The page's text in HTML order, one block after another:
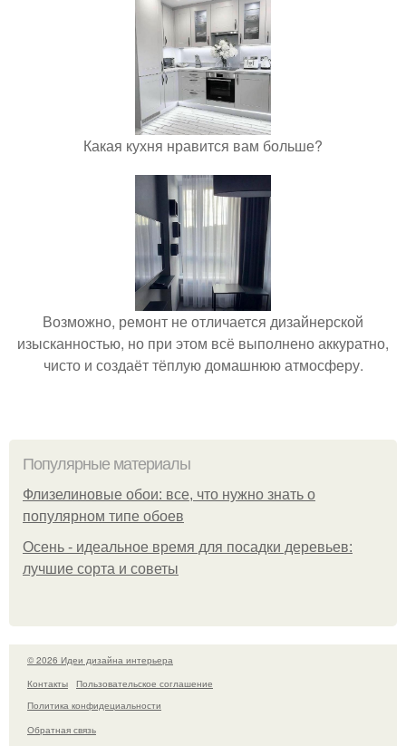
Какая кухня нравится вам больше?
Возможно, ремонт не отличается дизайнерской
изысканностью, но при этом всё выполнено аккуратно,
чисто и создаёт тёплую домашнюю атмосферу.
Популярные материалы
Флизелиновые обои: все, что нужно знать о
популярном типе обоев
Осень - идеальное время для посадки деревьев:
лучшие сорта и советы
© 2026 Идеи дизайна интерьера
Контакты
Пользовательское соглашение
Политика конфидециальности
Обратная связь